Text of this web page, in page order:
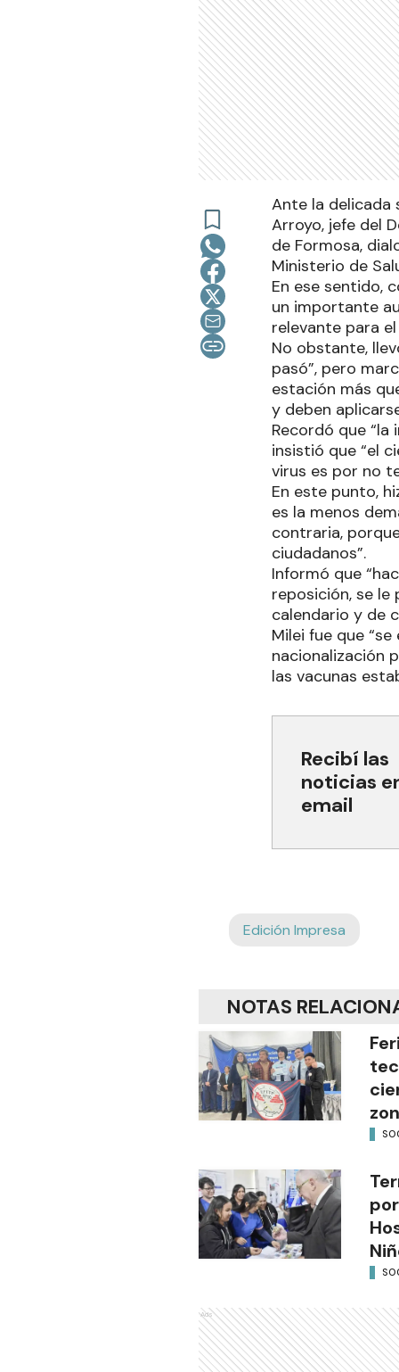
Ante la delicada
Arroyo, jefe del
de Formosa,
Ministerio de
En ese sentido,
un importante
relevante para
No obstante,
pasó”, pero
estación más
y deben
Recordó que
insistió que “el
virus es por no
En este punto,
es la menos
contraria,
ciudadanos”.
Informó que
reposición, se le
calendario y de
Milei fue que
nacionalización
las vacunas
Recibí las
noticias
email
Edición Impresa
NOTAS
Ads